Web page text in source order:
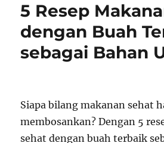
5 Resep
dengan Buah
sebagai Bahan
Siapa bilang makanan sehat
membosankan? Dengan 5
sehat dengan buah terbaik